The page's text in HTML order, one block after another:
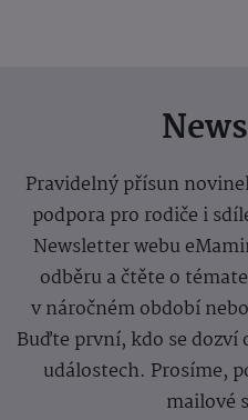
Pravidelný přísun
podpora pro rodiče i
Newsletter webu
odběru a čtěte o
v náročném období
Buďte první, kdo se dozví
událostech. Prosíme,
mailové